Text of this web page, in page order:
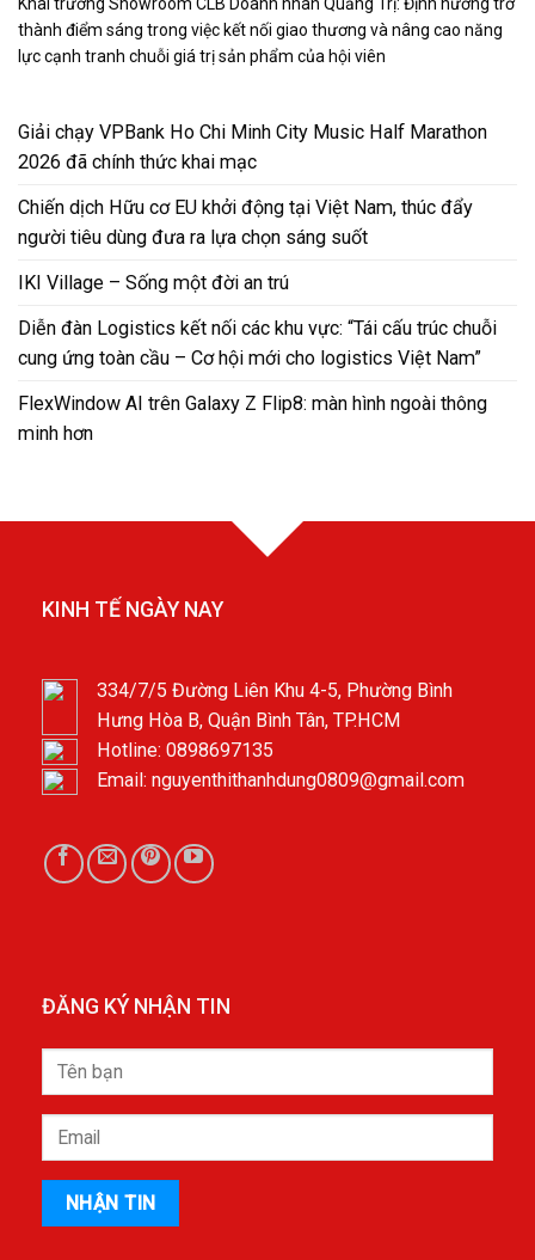
thành điểm sáng trong việc kết nối giao thương và nâng cao năng
lực cạnh tranh chuỗi giá trị sản phẩm của hội viên
Giải chạy VPBank Ho Chi Minh City Music Half Marathon
2026 đã chính thức khai mạc
Chiến dịch Hữu cơ EU khởi động tại Việt Nam, thúc đẩy
người tiêu dùng đưa ra lựa chọn sáng suốt
IKI Village – Sống một đời an trú
Diễn đàn Logistics kết nối các khu vực: “Tái cấu trúc chuỗi
cung ứng toàn cầu – Cơ hội mới cho logistics Việt Nam”
FlexWindow AI trên Galaxy Z Flip8: màn hình ngoài thông
minh hơn
KINH TẾ NGÀY NAY
334/7/5 Đường Liên Khu 4-5, Phường Bình
Hưng Hòa B, Quận Bình Tân, TP.HCM
Hotline: 0898697135
Email: nguyenthithanhdung0809@gmail.com
ĐĂNG KÝ NHẬN TIN